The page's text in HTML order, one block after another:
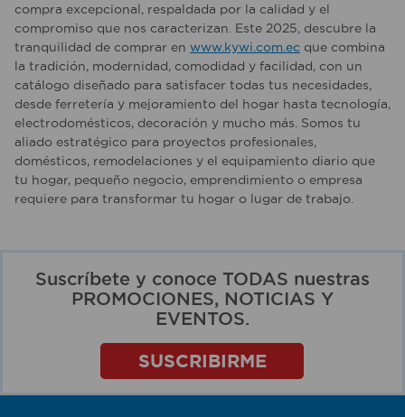
compra excepcional, respaldada por la calidad y el
compromiso que nos caracterizan. Este 2025, descubre la
tranquilidad de comprar en www.kywi.com.ec que combina
la tradición, modernidad, comodidad y facilidad, con un
catálogo diseñado para satisfacer todas tus necesidades,
desde ferretería y mejoramiento del hogar hasta tecnología,
electrodomésticos, decoración y mucho más. Somos tu
aliado estratégico para proyectos profesionales,
domésticos, remodelaciones y el equipamiento diario que
tu hogar, pequeño negocio, emprendimiento o empresa
requiere para transformar tu hogar o lugar de trabajo.
Suscríbete y conoce TODAS nuestras
PROMOCIONES, NOTICIAS Y
EVENTOS.
SUSCRIBIRME